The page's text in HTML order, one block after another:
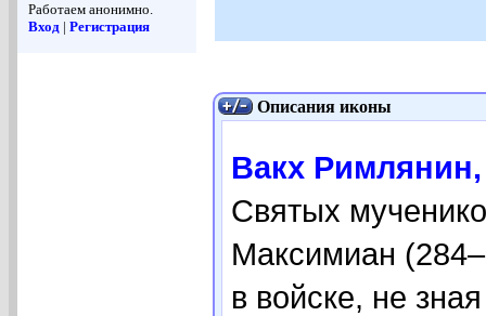
Работаем анонимно.
Вход | Регистрация
Описания иконы
Вакх
Святых
Максимиан
в войске, не